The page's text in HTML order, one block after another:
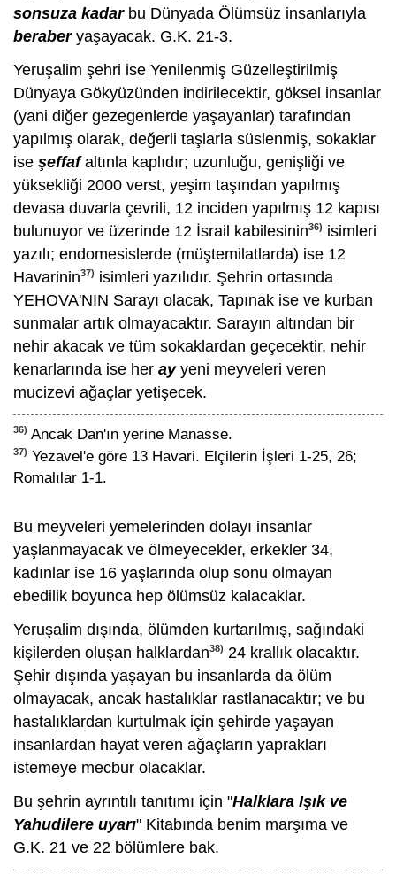
sonsuza kadarbu Dünyada Ölümsüz insanlarıyla
beraberyaşayacak. G.K. 21-3.
Yeruşalim şehri ise Yenilenmiş Güzelleştirilmiş
Dünyaya Gökyüzünden indirilecektir, göksel insanlar
(yani diğer gezegenlerde yaşayanlar) tarafından
yapılmış olarak, değerli taşlarla süslenmiş, sokaklar
ise şeffafaltınla kaplıdır; uzunluğu, genişliği ve
yüksekliği 2000 verst, yeşim taşından yapılmış
devasa duvarla çevrili, 12 inciden yapılmış 12 kapısı
bulunuyor ve üzerinde 12 İsrail kabilesinin36) isimleri
yazılı; endomesislerde (müştemilatlarda) ise 12
Havarinin37) isimleri yazılıdır. Şehrin ortasında
YEHOVA'NIN Sarayı olacak, Tapınak ise ve kurban
sunmalar artık olmayacaktır. Sarayın altından bir
nehir akacak ve tüm sokaklardan geçecektir, nehir
kenarlarında ise her ayyeni meyveleri veren
mucizevi ağaçlar yetişecek.
36) Ancak Dan'ın yerine Manasse.
37) Yezavel'e göre 13 Havari. Elçilerin İşleri 1-25, 26;
Romalılar 1-1.
Bu meyveleri yemelerinden dolayı insanlar
yaşlanmayacak ve ölmeyecekler, erkekler 34,
kadınlar ise 16 yaşlarında olup sonu olmayan
ebedilik boyunca hep ölümsüz kalacaklar.
Yeruşalim dışında, ölümden kurtarılmış, sağındaki
kişilerden oluşan halklardan38) 24 krallık olacaktır.
Şehir dışında yaşayan bu insanlarda da ölüm
olmayacak, ancak hastalıklar rastlanacaktır; ve bu
hastalıklardan kurtulmak için şehirde yaşayan
insanlardan hayat veren ağaçların yaprakları
istemeye mecbur olacaklar.
Bu şehrin ayrıntılı tanıtımı için "Halklara Işık ve
Yahudilere uyarı" Kitabında benim marşıma ve
G.K. 21 ve 22 bölümlere bak.